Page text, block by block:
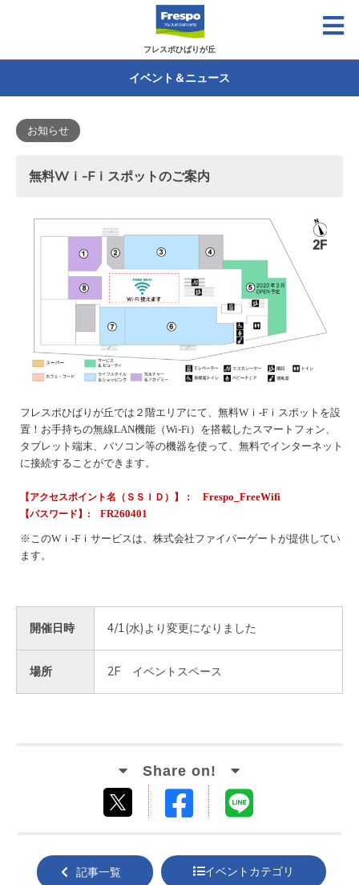
フレスポひばりが丘
イベント＆ニュース
お知らせ
無料Wｉ-Fｉスポットのご案内
フレスポひばりが丘では２階エリアにて、無料Wｉ-Fｉスポットを設
置！お手持ちの無線LAN機能（Wi-Fi）を搭載したスマートフォン、
タブレット端末、パソコン等の機器を使って、無料でインターネット
に接続することができます。
【アクセスポイント名（ＳＳＩＤ）】： Frespo_FreeWifi
【パスワード】: FR260401
※このWｉ-Fｉサービスは、株式会社ファイバーゲートが提供してい
ます。
開催日時 4/1(水)より変更になりました
場所 2F イベントスペース
する
Facebook
る
記事一覧 イベントカテゴリ